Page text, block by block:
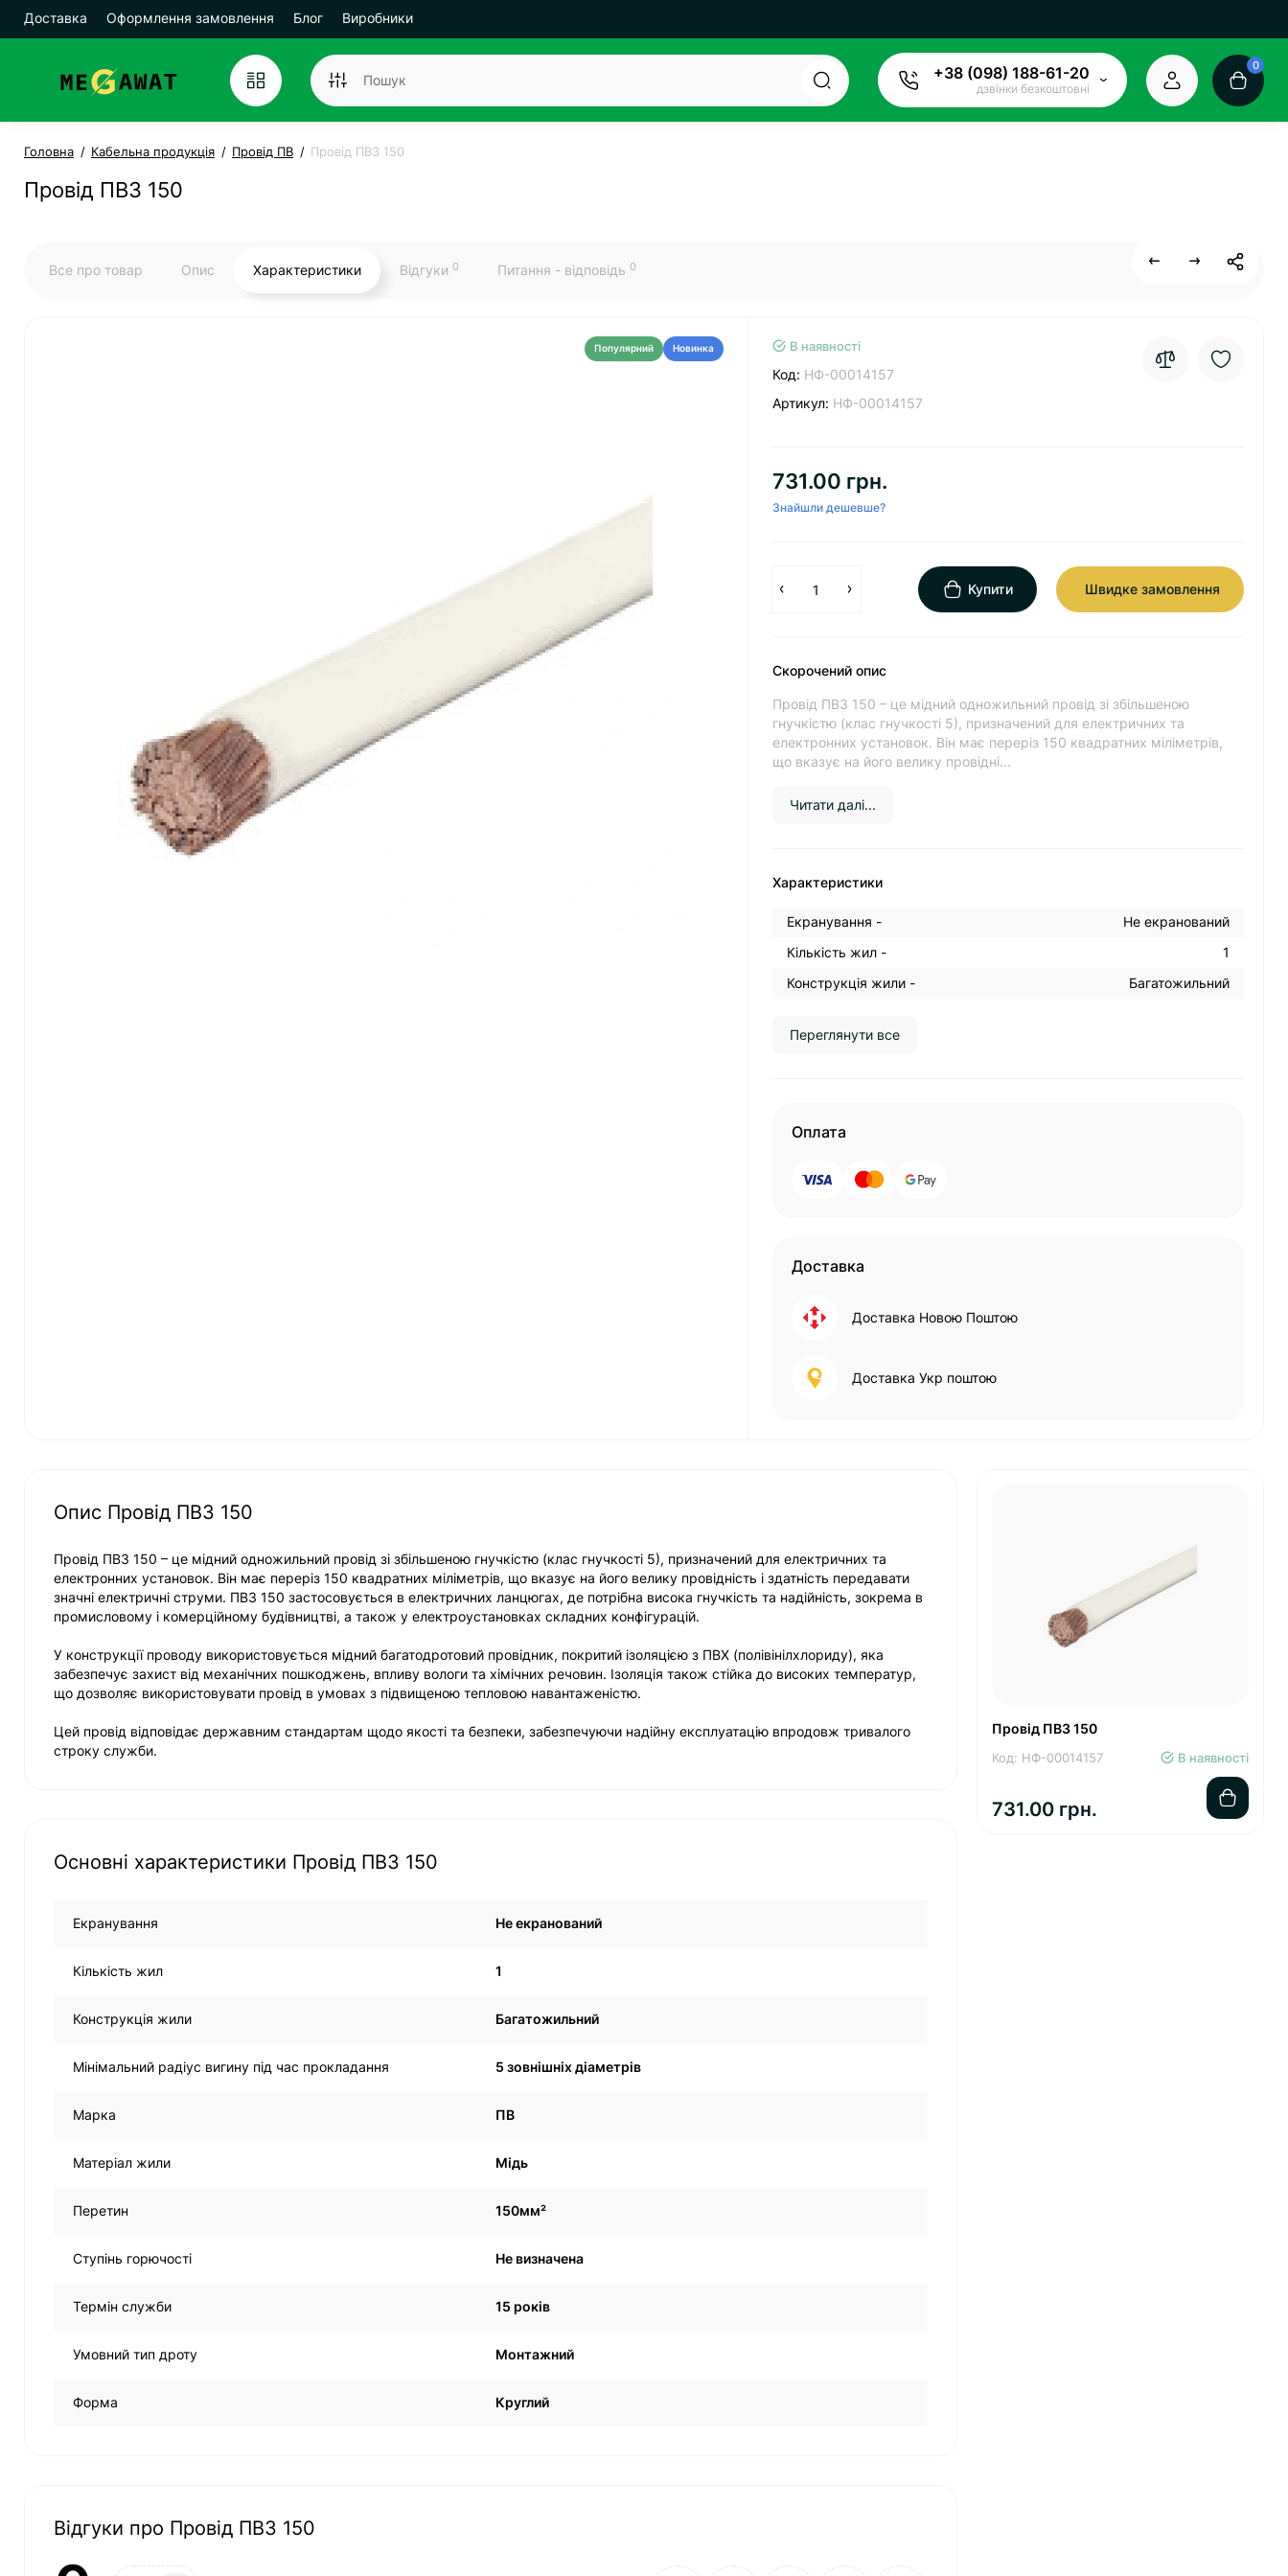
Доставка Оформлення замовлення Блог Виробники
+38 (098) 188-61-20
дзвінки безкоштовні
0
Головна Кабельна продукція Провід ПВ Провід ПВ3 150
Провід ПВ3 150
Все про товар Опис Характеристики Відгуки 0 Питання - відповідь 0
Популярний Новинка В наявності
Код: НФ-00014157
Артикул: НФ-00014157
731.00 грн.
Знайшли дешевше?
Купити Швидке замовлення
Скорочений опис
Провід ПВ3 150 – це мідний одножильний провід зі збільшеною
гнучкістю (клас гнучкості 5), призначений для електричних та
електронних установок. Він має переріз 150 квадратних міліметрів,
що вказує на його велику провідні...
Читати далі...
Характеристики
Екранування -
Не екранований
Кількість жил -
1
Конструкція жили -
Багатожильний
Переглянути все
Оплата
Доставка
Доставка Новою Поштою
Доставка Укр поштою
Опис Провід ПВ3 150
Провід ПВ3 150 – це мідний одножильний провід зі збільшеною гнучкістю (клас гнучкості 5), призначений для електричних та
електронних установок. Він має переріз 150 квадратних міліметрів, що вказує на його велику провідність і здатність передавати
значні електричні струми. ПВ3 150 застосовується в електричних ланцюгах, де потрібна висока гнучкість та надійність, зокрема в
промисловому і комерційному будівництві, а також у електроустановках складних конфігурацій.
У конструкції проводу використовується мідний багатодротовий провідник, покритий ізоляцією з ПВХ (полівінілхлориду), яка
забезпечує захист від механічних пошкоджень, впливу вологи та хімічних речовин. Ізоляція також стійка до високих температур,
що дозволяє використовувати провід в умовах з підвищеною тепловою навантаженістю.
Цей провід відповідає державним стандартам щодо якості та безпеки, забезпечуючи надійну експлуатацію впродовж тривалого
строку служби.
Основні характеристики Провід ПВ3 150
Екранування Не екранований
Кількість жил 1
Конструкція жили Багатожильний
Мінімальний радіус вигину під час прокладання 5 зовнішніх діаметрів
Марка ПВ
Матеріал жили Мідь
Перетин 150мм²
Ступінь горючості Не визначена
Термін служби 15 років
Умовний тип дроту Монтажний
Форма Круглий
Відгуки про Провід ПВ3 150
Провід ПВ3 150
Код: НФ-00014157 В наявності
731.00 грн.